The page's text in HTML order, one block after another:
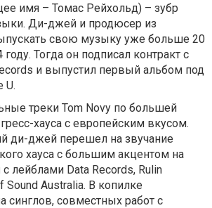
имя – Томас Рейхольд) – зубр
Ди-джей и продюсер из
свою музыку уже больше 20
Тогда он подписал контракт с
и выпустил первый альбом под
U.
треки Tom Novy по большей
хауса с европейским вкусом.
ди-джей перешел на звучание
хауса с большим акцентом на
лейблами Data Records, Rulin
Sound Australia. В копилке
синглов, совместных работ с